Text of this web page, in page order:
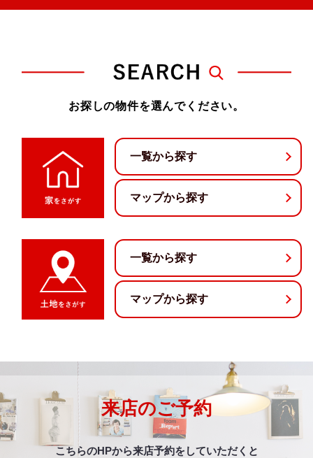
お探しの物件を選んでください。
一覧から探す
マップから探す
一覧から探す
マップから探す
来店のご予約
こちらのHPから来店予約をしていただくと